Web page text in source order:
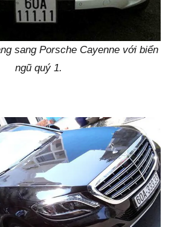
sang Porsche Cayenne với biển
ngũ quý 1.